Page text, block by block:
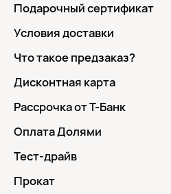
Подарочный сертификат
Условия доставки
Что такое предзаказ?
Дисконтная карта
Рассрочка от Т-Банк
Оплата Долями
Тест-драйв
Прокат